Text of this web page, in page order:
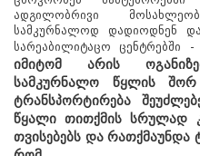
ადგილობრივი
სამკურნალოდ დადიოდნენ
სარეაბილიტაცო ცენტრებში
იმიტომ არის
სამკურნალო წყლის შორ
ტრანსპორტირება
წყალი თითქმის სრულად
თვისებებს და რათქმაუნდა